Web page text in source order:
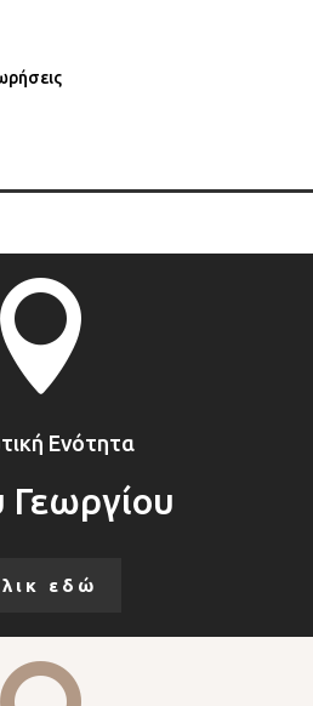

Ενότητα
Γεωργίου
εδώ